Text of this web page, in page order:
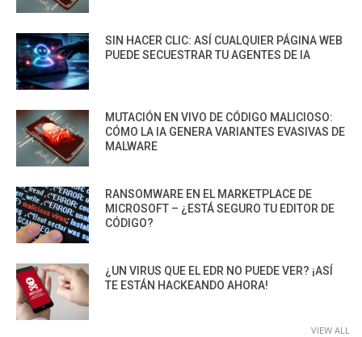
SIN HACER CLIC: ASÍ CUALQUIER PÁGINA WEB
PUEDE SECUESTRAR TU AGENTES DE IA
MUTACIÓN EN VIVO DE CÓDIGO MALICIOSO:
CÓMO LA IA GENERA VARIANTES EVASIVAS DE
MALWARE
RANSOMWARE EN EL MARKETPLACE DE
MICROSOFT – ¿ESTÁ SEGURO TU EDITOR DE
CÓDIGO?
¿UN VIRUS QUE EL EDR NO PUEDE VER? ¡ASÍ
TE ESTÁN HACKEANDO AHORA!
VIEW ALL